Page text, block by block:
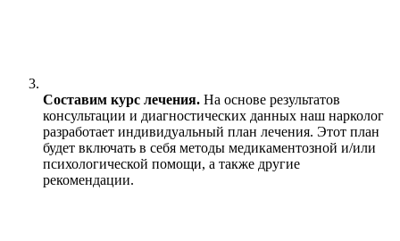
Составим курс лечения. На основе результатов
консультации и диагностических данных наш нарколог
разработает индивидуальный план лечения. Этот план
будет включать в себя методы медикаментозной и/или
психологической помощи, а также другие
рекомендации.